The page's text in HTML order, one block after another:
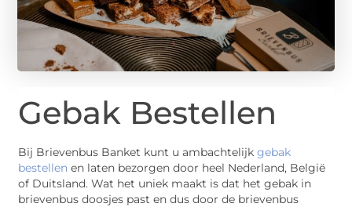
Gebak Bestellen
Bij Brievenbus Banket kunt u ambachtelijkgebak
bestellen en laten bezorgen door heel Nederland, België
of Duitsland. Wat het uniek maakt is dat het gebak in
brievenbus doosjes past en dus door de brievenbus